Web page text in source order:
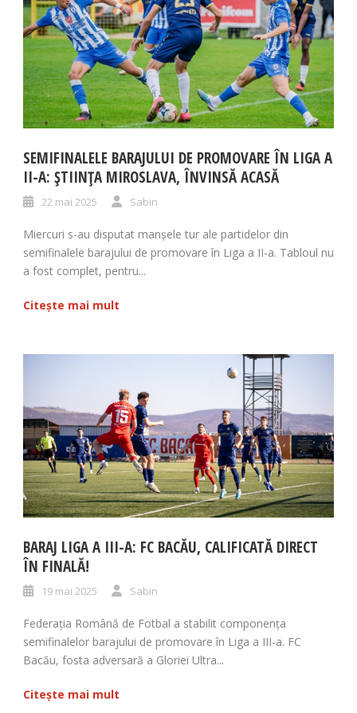
SEMIFINALELE BARAJULUI DE PROMOVARE ÎN LIGA A
II-A: ȘTIINȚA MIROSLAVA, ÎNVINSĂ ACASĂ
22 mai 2025 Sabin
Miercuri s-au disputat manșele tur ale partidelor din
semifinalele barajului de promovare în Liga a II-a. Tabloul nu
a fost complet, pentru...
Citește mai mult
BARAJ LIGA A III-A: FC BACĂU, CALIFICATĂ DIRECT
ÎN FINALĂ!
19 mai 2025 Sabin
Federația Română de Fotbal a stabilit componența
semifinalelor barajului de promovare în Liga a III-a. FC
Bacău, fosta adversară a Gloriei Ultra...
Citește mai mult